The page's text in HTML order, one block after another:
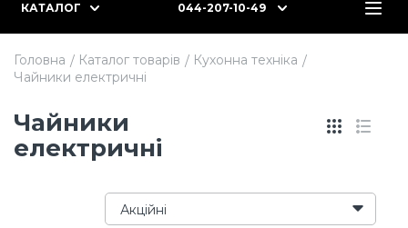
КАТАЛОГ 044-207-10-49
Головна Каталог товарів
Кухонна техніка
Чайники електричні
Чайники
електричні
Акційні